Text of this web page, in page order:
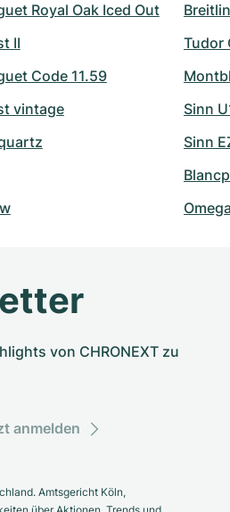
Royal Oak Iced Out
II
Code 11.59
vintage
Tudor
Sinn
Sinn
von CHRONEXT zu
anmelden
Amtsgericht Köln,